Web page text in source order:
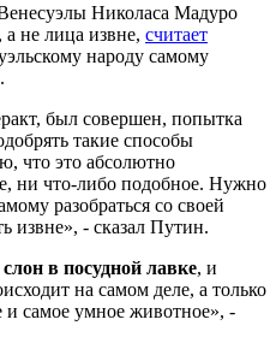
Николаса Мадуро
не лица извне, считает
народу самому
был совершен, попытка
такие способы
что это абсолютно
ни что-либо подобное. Нужно
разобраться со своей
извне», - сказал Путин.
слон в посудной лавке, и
на самом деле, а только
и самое умное животное», -